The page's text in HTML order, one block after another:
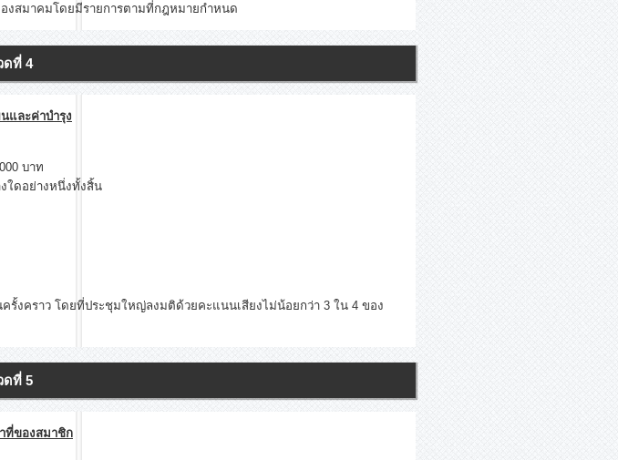
าคมโดยมีรายการตามที่กฎหมายกำหนด
ดที่ 4
และค่าบำรุง
บาท
ดอย่างหนึ่งทั้งสิ้น
ราว โดยที่ประชุมใหญ่ลงมติด้วยคะแนนเสียงไม่น้อยกว่า 3 ใน 4 ของ
ดที่ 5
ที่ของสมาชิก